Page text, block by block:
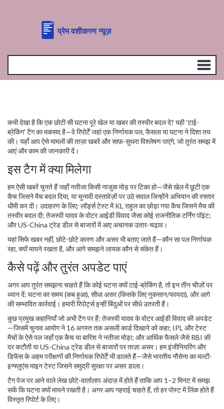
कभी देखा है कि एक छोटी सी घटना पूरे खेल या खबर की तस्वीर बदल दे? यही 'टाई-
ब्रेकिंग' टैग का मकसद है—वे रिपोर्टें जहां एक निर्णायक पल, फैसला या घटना ने दिशा तय
की। यहाँ आप ऐसे मामलों की ताज़ा खबरें और साफ़-सुथरा विश्लेषण पाएंगे, जो तुरंत समझ में
आएं और काम की जानकारी दें।
इस टैग में क्या मिलेगा
हम ऐसी खबरें चुनते हैं जहाँ नतीजा किसी नाजुक मोड़ पर टिका हो—जैसे खेल में छूटी एक
कैच जिसने मैच बदल दिया, या चुनावी दस्तावेज़ों पर उठे सवाल जिन्होंने अभियान की रफ्तार
धीमी कर दी। उदाहरण के लिए: लॉर्ड्स टेस्ट में KL राहुल का छोड़ा गया कैच जिसने मैच की
तस्वीर बदल दी; तेजस्वी यादव के वोटर आईडी विवाद जैसा कोई राजनीतिक टर्निंग पॉइंट;
और US-China ट्रेड डील से बाजारों में आए अचानक उतार-चढ़ाव।
यहां सिर्फ खबर नहीं, छोटे-छोटे कारण और असर भी बताए जाते हैं—कौन सा पल निर्णायक
रहा, क्यों मायने रखता है, और आगे समझने लायक कौन से संकेत हैं।
कैसे पढ़ें और तुरंत अपडेट पाएं
अगर आप तुरंत समझना चाहते हैं कि कोई घटना क्यों टाई-ब्रेकिंग है, तो इन तीन चीज़ों पर
ध्यान दें: घटना का समय (कब हुआ), सीधा असर (किसके लिए नुकसान/फायदा), और आगे
की सम्भावित कार्रवाई। हमारी रिपोर्ट्स इन्हीं बिंदुओं पर सीधे उतरती हैं।
कुछ प्रमुख कहानियाँ जो अभी टैग पर हैं: तेजस्वी यादव के वोटर आईडी विवाद की अपडेट
—जिसमें चुनाव आयोग ने 16 अगस्त तक असली कार्ड दिखाने को कहा; IPL और टेस्ट
मैचों के ऐसे पल जहाँ एक कैच या बारिश ने नतीजा मोड़ा; और आर्थिक फैसले जैसे RBI की
दर कटौती या US-China ट्रेड डील से बाजारों पर ताज़ा असर। हम इंजीनियरिंग और
डिफेंस के अहम परीक्षणों की निर्णायक रिपोर्टें भी डालते हैं—जैसे भारतीय नौसेना का मल्टी-
इन्फ्लुएंस माइन टेस्ट जिसने समुद्री सुरक्षा पर असर डाला।
टैग पेज पर आने वाले लेख छोटे-वार्तालाप अंदाज़ में होते हैं ताकि आप 1–2 मिनट में समझ
सकें कि घटना क्यों मायने रखती है। अगर आप गहराई चाहते हैं, तो हर पोस्ट में लिंक होते हैं
विस्तृत रिपोर्ट के लिए।